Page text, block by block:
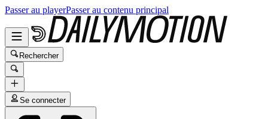
Passer au playerPasser au contenu principal
Rechercher
Se connecter